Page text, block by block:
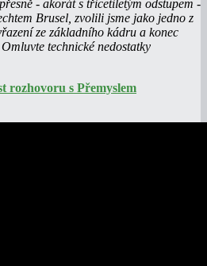
- akorát s třicetiletým odstupem -
Brusel, zvolili jsme jako jedno z
ze základního kádru a konec
technické nedostatky
rozhovoru s Přemyslem